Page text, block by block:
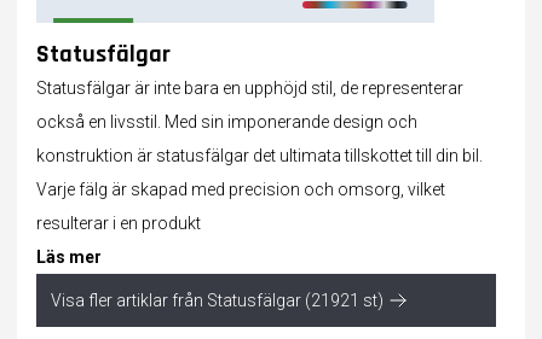
Statusfälgar
Statusfälgar är inte bara en upphöjd stil, de representerar
också en livsstil. Med sin imponerande design och
konstruktion är statusfälgar det ultimata tillskottet till din bil.
Varje fälg är skapad med precision och omsorg, vilket
resulterar i en produkt
Läs mer
Visa fler artiklar från Statusfälgar (21921 st)